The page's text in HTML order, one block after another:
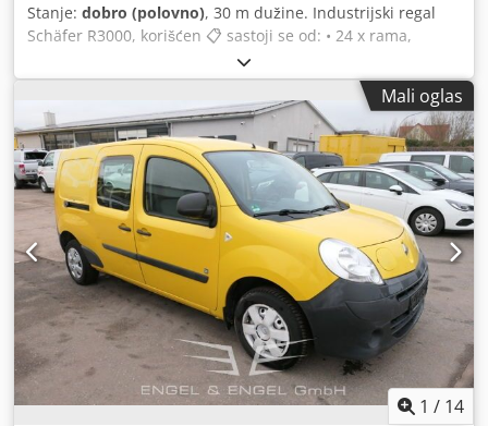
Stanje: dobro (polovno), 30 m dužine. Industrijski regal
Schäfer R3000, korišćen 📋 sastoji se od: • 24 x rama,
delimično montiranih / visina oko 250 cm / dubina 80 cm /
novi • 92 x police / dužina 128 cm / dubina 80 cm / nosivost
250 kg / korišćeno • 8 x ukršteni nosači • Boja: pocinkovana,
siva • Stanje: vrlo dobro, pogledajte fotografije 💰 Cena
4.320,- € neto, bez PDV-a • Popust za količinu: na zahtev •
Troškovi transporta: u Evropi, na zahtev • Vreme isporuke:
odmah dostupno • Pregled i preuzimanje: moguće je u bilo
koje vreme uz prethodni dogovor • Broj proizvoda: P2601
Stalno imamo na lageru preko 5000 m dužine regala za
palete od brojnih proizvođača (Zadržavamo pravo na
izmene i greške u tehničkim podacima, informacijama i
cenama, kao i na prodaju robe koja je već bila u prodaji!
Pogledajte naše opšte uslove poslovanja, sve cene su bez
PDV-a, isporuka iz skladišta.) Lenox Trading – vrhunska
oprema za skladištenje i regali za teška opterećenja, novo i
korišćeno Opis: Da li tražite visokokvalitetne regale za
Mali oglas
1 / 14